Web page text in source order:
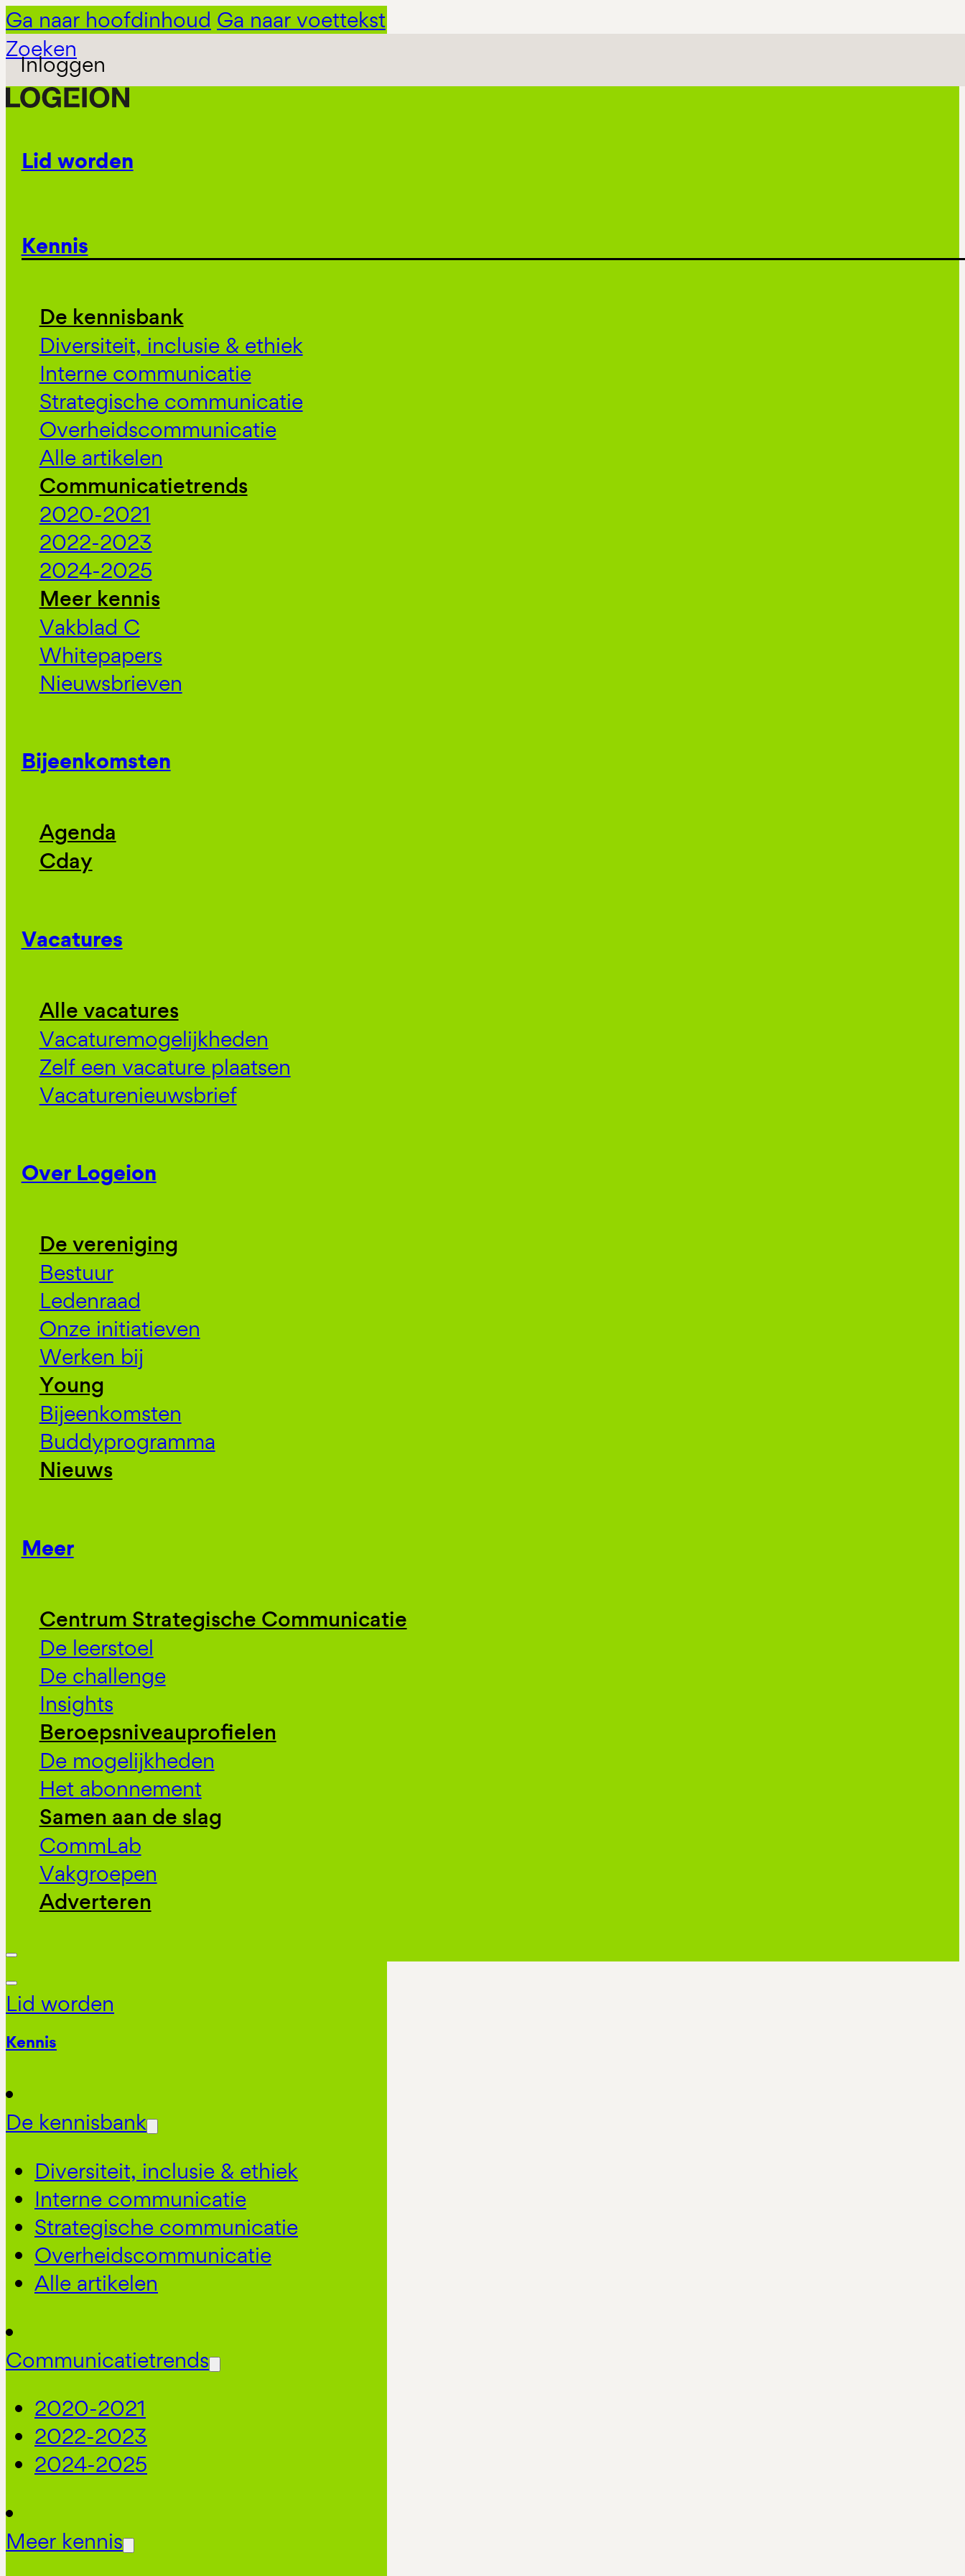
Ga naar hoofdinhoud Ga naar voettekst
Zoeken
Inloggen
Lid worden
Kennis
De kennisbank
Diversiteit, inclusie & ethiek
Interne communicatie
Strategische communicatie
Overheidscommunicatie
Alle artikelen
Communicatietrends
2020-2021
2022-2023
2024-2025
Meer kennis
Vakblad C
Whitepapers
Nieuwsbrieven
Bijeenkomsten
Agenda
Cday
Vacatures
Alle vacatures
Vacaturemogelijkheden
Zelf een vacature plaatsen
Vacaturenieuwsbrief
Over Logeion
De vereniging
Bestuur
Ledenraad
Onze initiatieven
Werken bij
Young
Bijeenkomsten
Buddyprogramma
Nieuws
Meer
Centrum Strategische Communicatie
De leerstoel
De challenge
Insights
Beroepsniveauprofielen
De mogelijkheden
Het abonnement
Samen aan de slag
CommLab
Vakgroepen
Adverteren
Lid worden
Kennis
De kennisbank
Diversiteit, inclusie & ethiek
Interne communicatie
Strategische communicatie
Overheidscommunicatie
Alle artikelen
Communicatietrends
2020-2021
2022-2023
2024-2025
Meer kennis